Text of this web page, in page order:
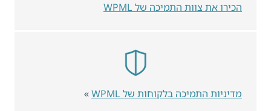
הכירו את צוות התמיכה של WPML
מדיניות התמיכה בלקוחות של WPML »